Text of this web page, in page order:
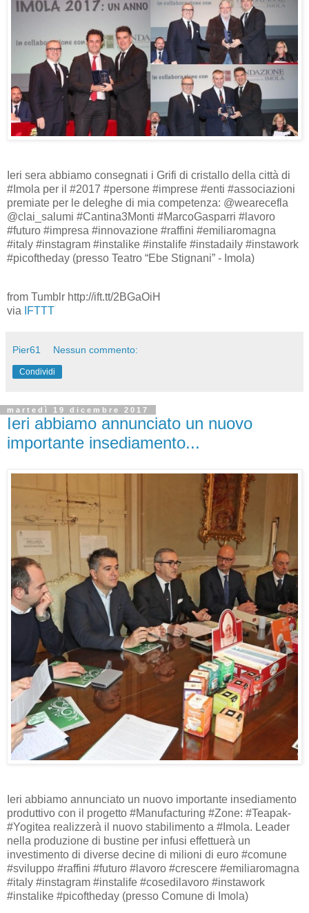
Ieri sera abbiamo consegnati i Grifi di cristallo della città di
#Imola per il #2017 #persone #imprese #enti #associazioni
premiate per le deleghe di mia competenza: @wearecefla
@clai_salumi #Cantina3Monti #MarcoGasparri #lavoro
#futuro #impresa #innovazione #raffini #emiliaromagna
#italy #instagram #instalike #instalife #instadaily #instawork
#picoftheday (presso Teatro “Ebe Stignani” - Imola)
from Tumblr http://ift.tt/2BGaOiH
via
IFTTT
Pier61 Nessun commento:
Condividi
martedì 19 dicembre 2017
Ieri abbiamo annunciato un nuovo
importante insediamento...
Ieri abbiamo annunciato un nuovo importante insediamento
produttivo con il progetto #Manufacturing #Zone: #Teapak-
#Yogitea realizzerà il nuovo stabilimento a #Imola. Leader
nella produzione di bustine per infusi effettuerà un
investimento di diverse decine di milioni di euro #comune
#sviluppo #raffini #futuro #lavoro #crescere #emiliaromagna
#italy #instagram #instalife #cosedilavoro #instawork
#instalike #picoftheday (presso Comune di Imola)